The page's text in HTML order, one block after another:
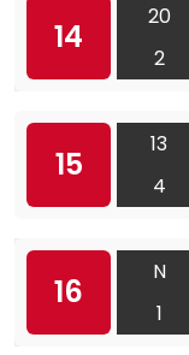
14
20
2
15
13
4
16
N
1